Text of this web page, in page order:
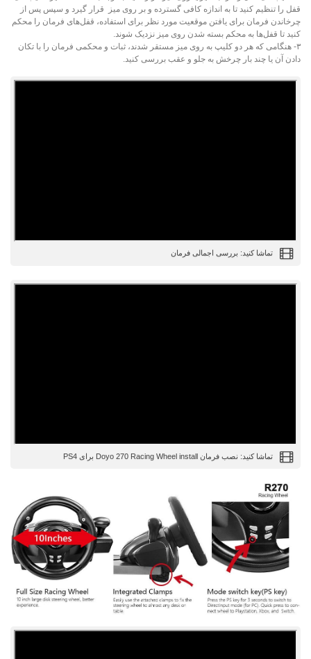
قفل را تنظیم کنید تا به اندازه کافی گسترده و بر روی میز قرار گیرد و سپس پس از
چرخاندن فرمان برای یافتن موقعیت مورد نظر برای استفاده، قفل‌های فرمان را محکم
کنید تا قفل‌ها به محکم بسته شدن روی میز نزدیک شوند.
۳- هنگامی که هر دو کلیپ به روی میز مستقر شدند، ثبات و محکمی فرمان را با تکان
دادن آن یا چند بار چرخش به جلو و عقب بررسی کنید.
تماشا کنید: بررسی اجمالی فرمان
تماشا کنید: نصب فرمان Doyo 270 Racing Wheel install برای PS4